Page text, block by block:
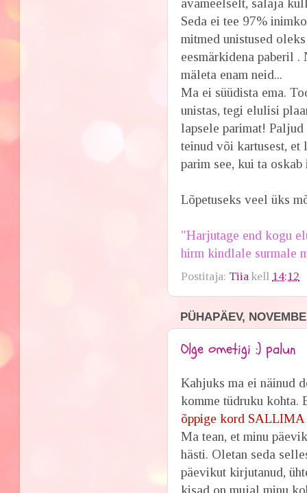
avameelselt, salaja
Seda ei tee 97%
mitmed unistused
eesmärkidena paberil
mäleta enam neid...
Ma ei süüdista ema.
unistas, tegi elulisi
lapsele parimat!
teinud või kartusest, et
parim see, kui ta
Lõpetuseks veel üks
"Harjutage end kogu
hirm kindlale surmale
Postitaja: Tiia kell 14:12
PÜHAPÄEV,
Olge ometigi :) palun
Kahjuks ma ei näinud
komme tüdruku kohta.
õppige kord
Ma tean, et minu
hästi. Oletan seda
päevikut kirjutanud,
kisad on mujal minu